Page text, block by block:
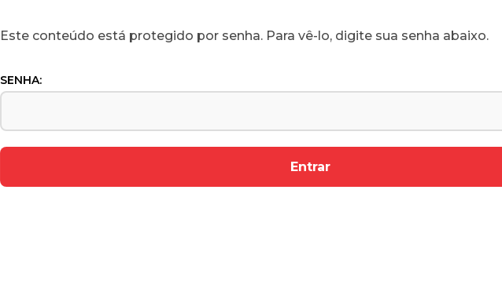
Este conteúdo está protegido por senha. Para vê-lo, digite sua senha abaixo.
SENHA: